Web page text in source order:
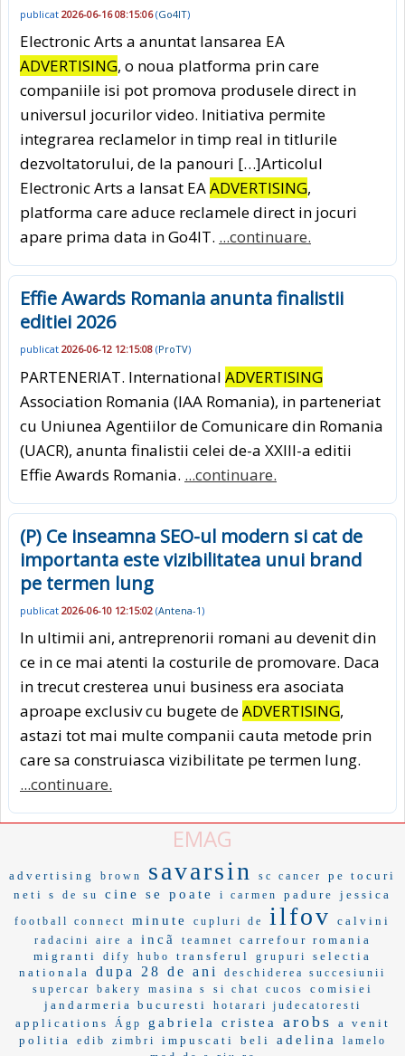
publicat 2026-06-16 08:15:06(Go4IT)
Electronic Arts a anuntat lansarea EA
ADVERTISING, o noua platforma prin care
companiile isi pot promova produsele direct in
universul jocurilor video. Initiativa permite
integrarea reclamelor in timp real in titlurile
dezvoltatorului, de la panouri […]Articolul
Electronic Arts a lansat EAADVERTISING,
platforma care aduce reclamele direct in jocuri
apare prima data in Go4IT. ...continuare.
Effie Awards Romania anunta finalistii
editiei 2026
publicat 2026-06-12 12:15:08 (ProTV)
PARTENERIAT. International ADVERTISING
Association Romania (IAA Romania), in parteneriat
cu Uniunea Agentiilor de Comunicare din Romania
(UACR), anunta finalistii celei de-a XXIII-a editii
Effie Awards Romania. ...continuare.
(P) Ce inseamna SEO-ul modern si cat de
importanta este vizibilitatea unui brand
pe termen lung
publicat 2026-06-10 12:15:02 (Antena-1)
In ultimii ani, antreprenorii romani au devenit din
ce in ce mai atenti la costurile de promovare. Daca
in trecut cresterea unui business era asociata
aproape exclusiv cu bugete deADVERTISING,
astazi tot mai multe companii cauta metode prin
care sa construiasca vizibilitate pe termen lung.
...continuare.
EMAG
advertising brown savarsin sc cancer
pe tocuri
neti s
de su cine se poate i carmen padure jessica
football connect minute cupluri de ilfov calvini
radacini aire a incã teamnet
carrefour romania
migranti
dify hubo transferul grupuri
selectia
nationala
dupa 28 de ani
deschiderea succesiunii
supercar
bakery masina s si chat cucos
comisiei
jandarmeria bucuresti
hotarari judecatoresti
applications Ágp gabriela cristea arobs
a venit
politia
edib zimbri impuscati beli adelina
lamelo